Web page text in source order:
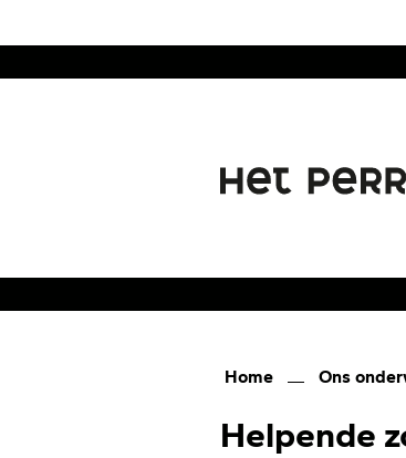
inhoud
Home Ons
Helpende